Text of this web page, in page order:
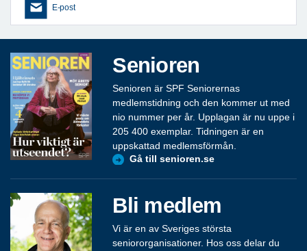
E-post
Senioren
Senioren är SPF Seniorernas
medlemstidning och den kommer ut med
nio nummer per år. Upplagan är nu uppe i
205 400 exemplar. Tidningen är en
uppskattad medlemsförmån.
Gå till senioren.se
Bli medlem
Vi är en av Sveriges största
seniororganisationer. Hos oss delar du